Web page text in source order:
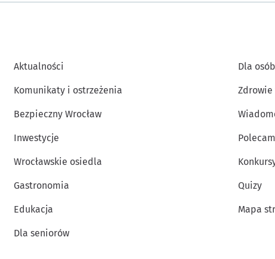
Aktualności
Komunikaty i ostrzeżenia
Bezpieczny Wrocław
Inwestycje
Wrocławskie osiedla
Gastronomia
Edukacja
Dla seniorów
Dla
Zdrowie
Quizy
Mapa